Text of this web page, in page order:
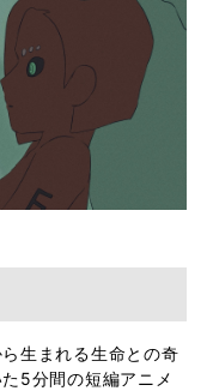
生まれる生命との奇
5分間の短編アニメ